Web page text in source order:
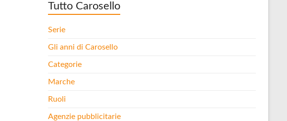
Tutto Carosello
Serie
Gli anni di Carosello
Categorie
Marche
Ruoli
Agenzie pubblicitarie